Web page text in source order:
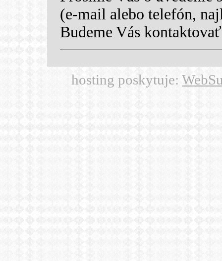
(e-mail alebo telefón,
Budeme Vás
hosting poskytuje: